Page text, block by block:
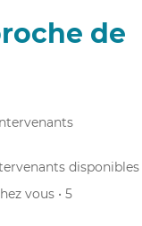
de
disponibles
vous • 5